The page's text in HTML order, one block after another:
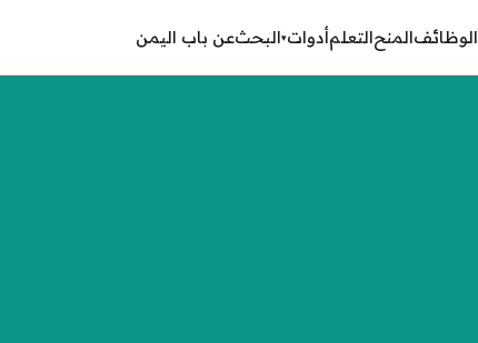
الوظائفالمنحالتعلمأدوات▾البحثعن باب اليمن